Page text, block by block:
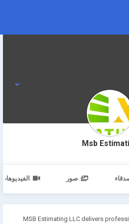
Msb
صور الفيديوهات
MSB Estimating LLC delivers